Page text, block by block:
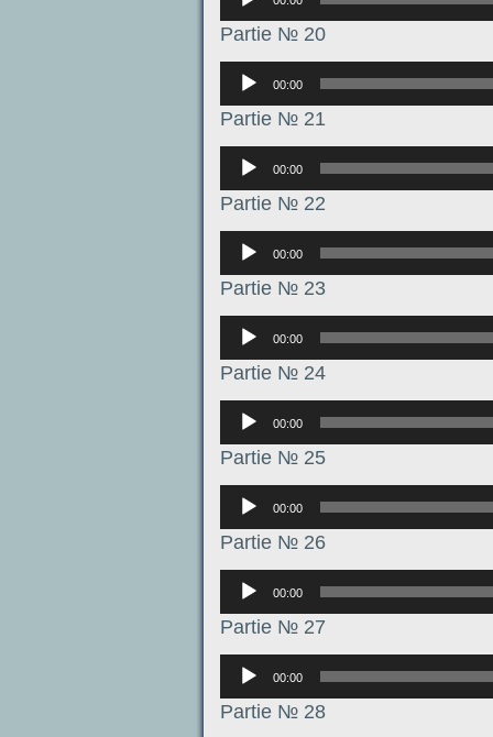
Partie № 20
Аудиоплеер
00:00
Partie № 21
Аудиоплеер
00:00
Partie № 22
Аудиоплеер
00:00
Partie № 23
Аудиоплеер
00:00
Partie № 24
Аудиоплеер
00:00
Partie № 25
Аудиоплеер
00:00
Partie № 26
Аудиоплеер
00:00
Partie № 27
Аудиоплеер
00:00
Partie № 28